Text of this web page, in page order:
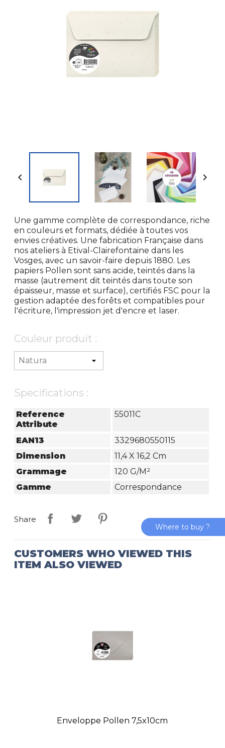
 
Une gamme complète de correspondance, riche
en couleurs et formats, dédiée à toutes vos
envies créatives. Une fabrication Française dans
nos ateliers à Etival-Clairefontaine dans les
Vosges, avec un savoir-faire depuis 1880. Les
papiers Pollen sont sans acide, teintés dans la
masse (autrement dit teintés dans toute son
épaisseur, masse et surface), certifiés FSC pour la
gestion adaptée des forêts et compatibles pour
l'écriture, l'impression jet d'encre et laser.
Couleur produit :
Specifications :
Reference
Attribute
55011C
EAN13
3329680550115
Dimension
11,4 X 16,2 Cm
Grammage
120 G/m²
Gamme
Correspondance
Share
CUSTOMERS WHO VIEWED THIS
ITEM ALSO VIEWED
Enveloppe Pollen 7,5x10cm
Where to buy ?